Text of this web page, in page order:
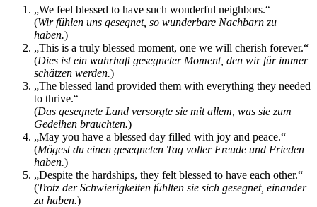
„We feel blessed to have such wonderful neighbors.“
(Wir fühlen uns gesegnet, so wunderbare Nachbarn zu
haben.)
„This is a truly blessed moment, one we will cherish forever.“
(Dies ist ein wahrhaft gesegneter Moment, den wir für immer
schätzen werden.)
„The blessed land provided them with everything they needed
to thrive.“
(Das gesegnete Land versorgte sie mit allem, was sie zum
Gedeihen brauchten.)
„May you have a blessed day filled with joy and peace.“
(Mögest du einen gesegneten Tag voller Freude und Frieden
haben.)
„Despite the hardships, they felt blessed to have each other.“
(Trotz der Schwierigkeiten fühlten sie sich gesegnet, einander
zu haben.)